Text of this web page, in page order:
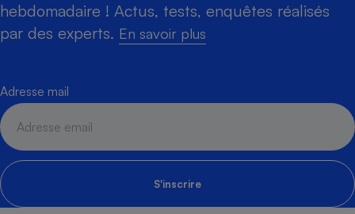
hebdomadaire ! Actus, tests, enquêtes réalisés
par des experts. En savoir plus
Adresse mail
S'inscrire